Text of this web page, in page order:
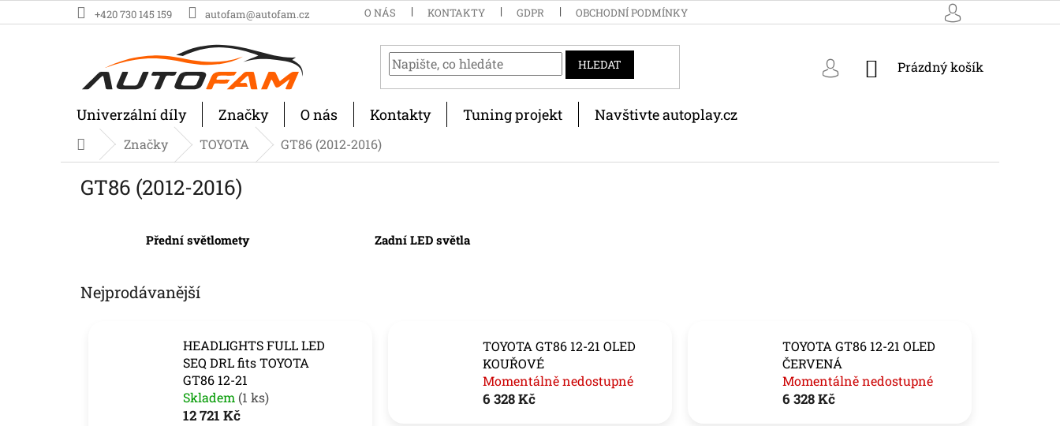
na
+420 730 145 159 autofam@autofam.cz O NÁS KONTAKTY GDPR OBCHODNÍ PODMÍNKY
HLEDAT
NÁKUPNÍ
Prázdný košík
Univerzální díly Značky O nás Kontakty Tuning projekt Navštivte autoplay.cz
DomůZnačky TOYOTA GT86 (2012-2016)
GT86 (2012-2016)
Přední světlomety Zadní LED světla
Nejprodávanější
HEADLIGHTS FULL LED
SEQ DRL fits TOYOTA
GT86 12-21
Skladem (1 ks)
12 721 Kč
TOYOTA GT86 12-21 OLED
KOUŘOVÉ
Momentálně nedostupné
6 328 Kč
TOYOTA GT86 12-21 OLED
ČERVENÁ
Momentálně nedostupné
6 328 Kč